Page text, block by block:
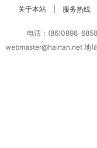
关于本站| 服务热线
电话：(86)0898-
webmaster@hainan.net 地